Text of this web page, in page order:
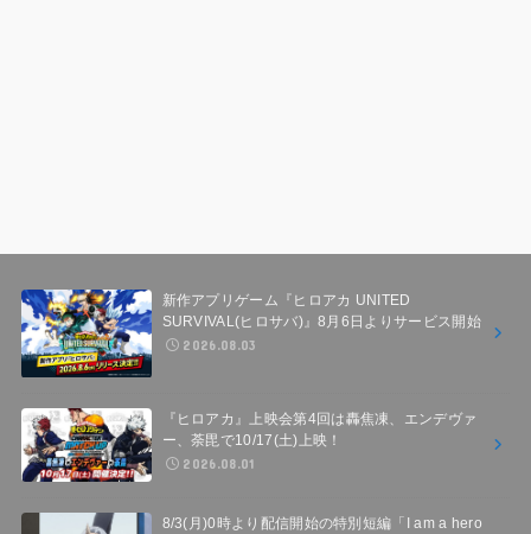
新作アプリゲーム『ヒロアカ UNITED
SURVIVAL(ヒロサバ)』8月6日よりサービス開始
2026.08.03
『ヒロアカ』上映会第4回は轟焦凍、エンデヴァ
ー、荼毘で10/17(土)上映！
2026.08.01
8/3(月)0時より配信開始の特別短編「I am a hero